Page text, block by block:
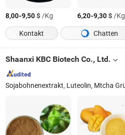
8,00-9,50$/Kg 6,20-9,30$/Kg
Kontakt
Chatten
Shaanxi KBC Biotech Co., Ltd.